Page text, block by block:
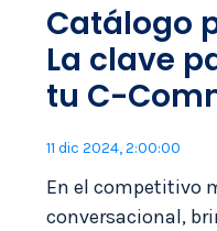
Catálogo
La clave
tu C-
11 dic 2024, 2:00:00
En el competitivo
conversacional,